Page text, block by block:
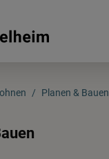
Stadt
Planen & Bauen